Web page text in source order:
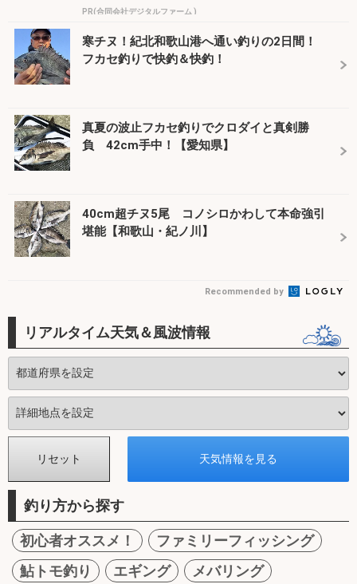
PR(合同会社デジタルファーム )
寒チヌ！紀北和歌山港へ通い釣りの2日間！
フカセ釣りで快釣＆快釣！
真夏の波止フカセ釣りでクロダイと真剣勝
負 42cm手中！【愛知県】
40cm超チヌ5尾 コノシロかわして本命強引
堪能【和歌山・紀ノ川】
Recommended by
リアルタイム天気＆風波情報
釣り方から探す
初心者オススメ！
ファミリーフィッシング
鮎トモ釣り
エギング メバリング